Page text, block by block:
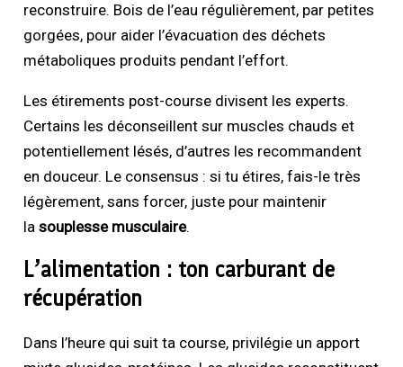
reconstruire. Bois de l’eau régulièrement, par petites
gorgées, pour aider l’évacuation des déchets
métaboliques produits pendant l’effort.
Les étirements post-course divisent les experts.
Certains les déconseillent sur muscles chauds et
potentiellement lésés, d’autres les recommandent
en douceur. Le consensus : si tu étires, fais-le très
légèrement, sans forcer, juste pour maintenir
lasouplesse musculaire.
L’alimentation : ton carburant de
récupération
Dans l’heure qui suit ta course, privilégie un apport